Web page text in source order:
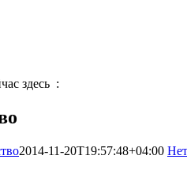
здесь :
2014-11-20T19:57:48+04:00